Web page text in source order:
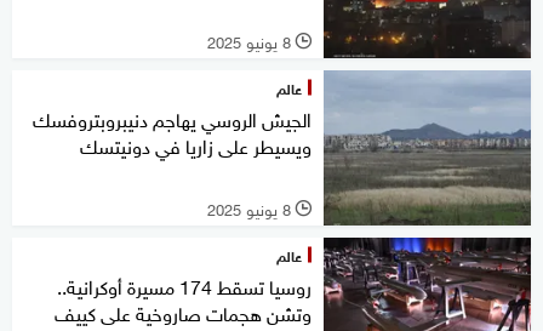
l 8 يونيو 2025
عالم
الجيش الروسي يهاجم دنيبروبتروفسك
ويسيطر على زاريا في دونيتسك
l 8 يونيو 2025
عالم
روسيا تسقط 174 مسيرة أوكرانية..
وتشن هجمات صاروخية على كييف